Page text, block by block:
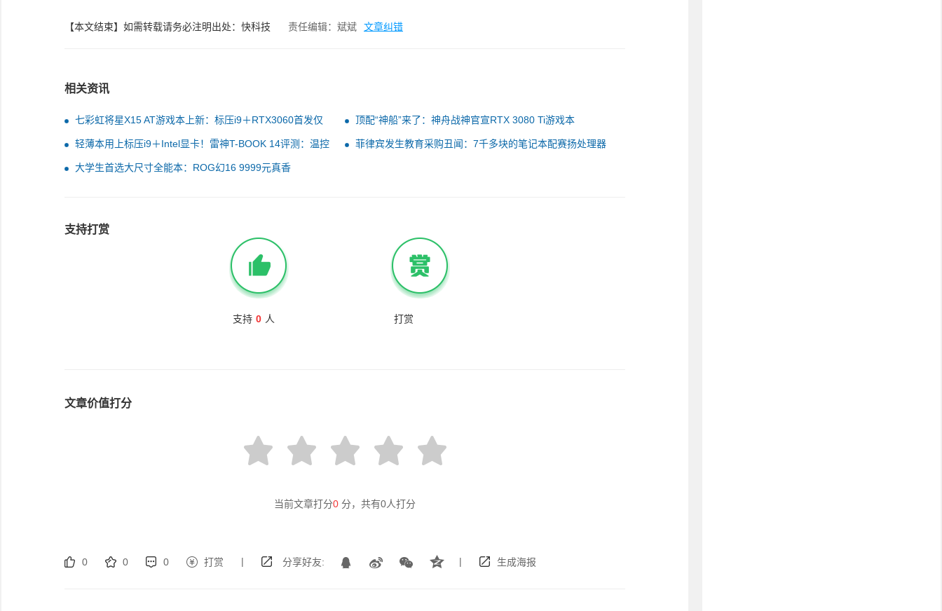
【本文结束】如需转载请务必注明出处：快科技 责任编辑：斌斌 文章纠错
相关资讯
七彩虹将星X15 AT游戏本上新：标压i9＋RTX3060首发仅
7299元
顶配“神船”来了：神舟战神官宣RTX 3080 Ti游戏本
轻薄本用上标压i9＋Intel显卡！雷神T-BOOK 14评测：温控
出色
菲律宾发生教育采购丑闻：7千多块的笔记本配赛扬处理器
大学生首选大尺寸全能本：ROG幻16 9999元真香
支持打赏
支持 0 人 打赏
文章价值打分
当前文章打分0 分，共有0人打分
0 0 0 打赏 | 分享好友: | 生成海报